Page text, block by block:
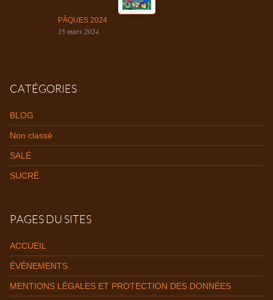
PÂQUES 2024
15 mars 2024
CATÉGORIES
BLOG
Non classé
SALÉ
SUCRÉ
PAGES DU SITES
ACCUEIL
ÉVÉNEMENTS
MENTIONS LÉGALES ET PROTECTION DES DONNÉES